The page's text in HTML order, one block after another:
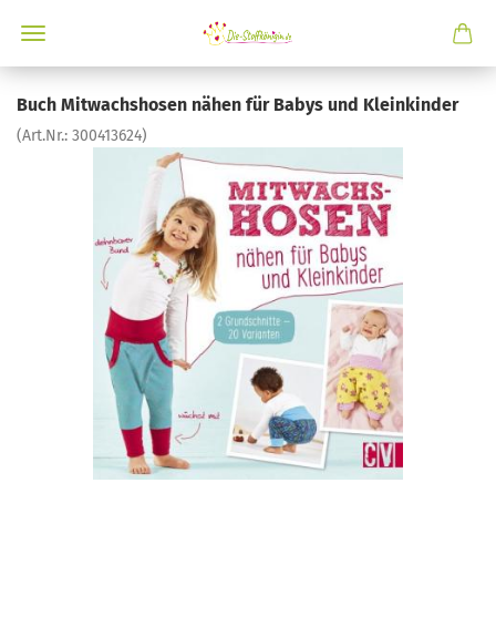
Buch Mitwachshosen nähen für Babys und Kleinkinder
(Art.Nr.: 300413624)